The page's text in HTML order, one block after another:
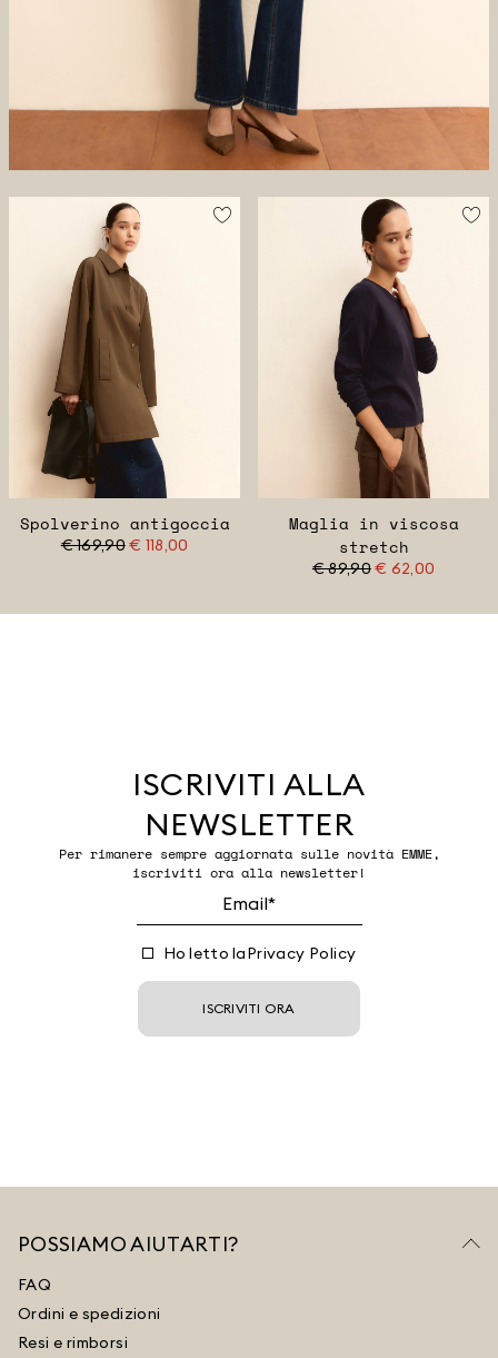
Spolverino antigoccia
€ 169,90€ 118,00
Maglia in viscosa
stretch
€ 89,90€ 62,00
ISCRIVITI ALLA
NEWSLETTER
Per rimanere sempre aggiornata sulle novità EMME,
iscriviti ora alla newsletter!
Ho letto laPrivacy Policy
ISCRIVITI ORA
POSSIAMO AIUTARTI?
FAQ
Ordini e spedizioni
Resi e rimborsi